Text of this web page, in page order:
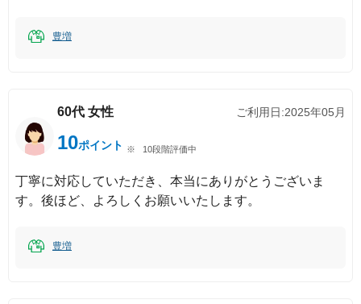
豊増
60代 女性 ご利用日:2025年05月
10ポイント 10段階評価中
丁寧に対応していただき、本当にありがとうございま
す。後ほど、よろしくお願いいたします。
豊増